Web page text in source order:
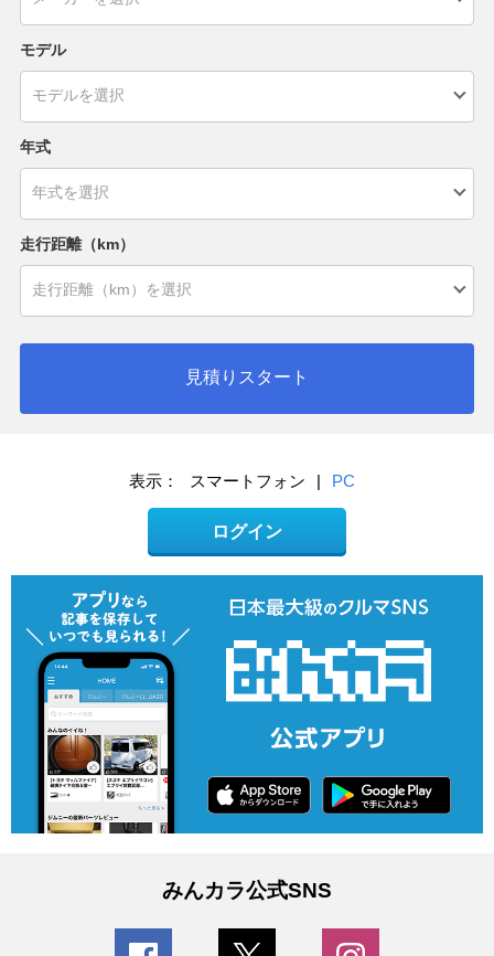
モデル
年式
走行距離（km）
見積りスタート
表示： スマートフォン | PC
ログイン
みんカラ公式SNS